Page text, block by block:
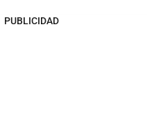
PUBLICIDAD